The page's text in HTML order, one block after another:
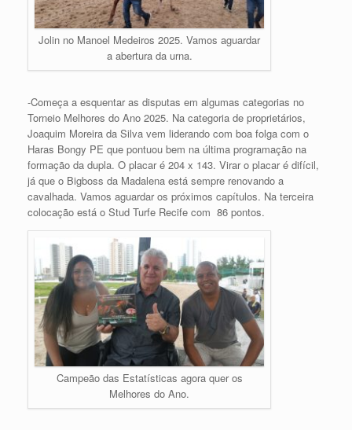
Jolin no Manoel Medeiros 2025. Vamos aguardar
a abertura da urna.
-Começa a esquentar as disputas em algumas categorias no
Torneio Melhores do Ano 2025. Na categoria de proprietários,
Joaquim Moreira da Silva vem liderando com boa folga com o
Haras Bongy PE que pontuou bem na última programação na
formação da dupla. O placar é 204 x 143. Virar o placar é difícil,
já que o Bigboss da Madalena está sempre renovando a
cavalhada. Vamos aguardar os próximos capítulos. Na terceira
colocação está o Stud Turfe Recife com 86 pontos.
Campeão das Estatísticas agora quer os
Melhores do Ano.